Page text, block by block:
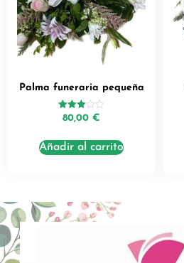
Palma funeraria pequeña
Valorado
con
de 5
80,00 €
Añadir al carrito